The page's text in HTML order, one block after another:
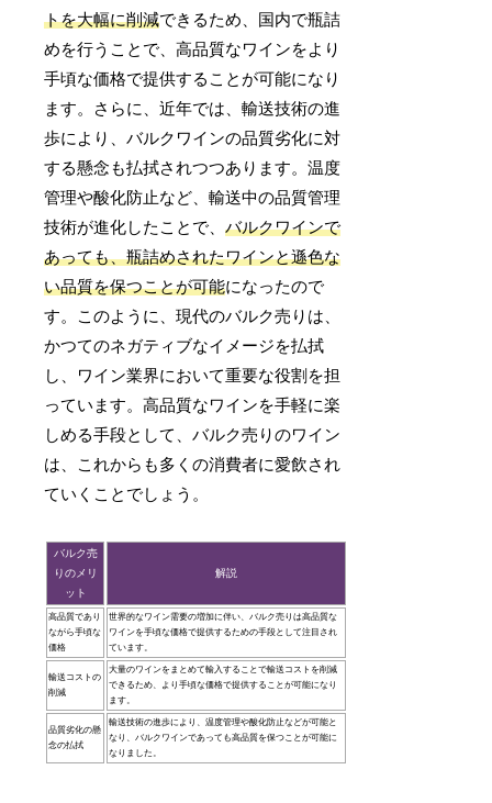
トを大幅に削減できるため、国内で瓶詰
めを行うことで、高品質なワインをより
手頃な価格で提供することが可能になり
ます。さらに、近年では、輸送技術の進
歩により、バルクワインの品質劣化に対
する懸念も払拭されつつあります。温度
管理や酸化防止など、輸送中の品質管理
技術が進化したことで、バルクワインで
あっても、瓶詰めされたワインと遜色な
い品質を保つことが可能になったので
す。このように、現代のバルク売りは、
かつてのネガティブなイメージを払拭
し、ワイン業界において重要な役割を担
っています。高品質なワインを手軽に楽
しめる手段として、バルク売りのワイン
は、これからも多くの消費者に愛飲され
ていくことでしょう。
バルク売
りのメリ
ット
解説
高品質であり
ながら手頃な
価格
世界的なワイン需要の増加に伴い、バルク売りは高品質な
ワインを手頃な価格で提供するための手段として注目され
ています。
輸送コストの
削減
大量のワインをまとめて輸入することで輸送コストを削減
できるため、より手頃な価格で提供することが可能になり
ます。
品質劣化の懸
念の払拭
輸送技術の進歩により、温度管理や酸化防止などが可能と
なり、バルクワインであっても高品質を保つことが可能に
なりました。